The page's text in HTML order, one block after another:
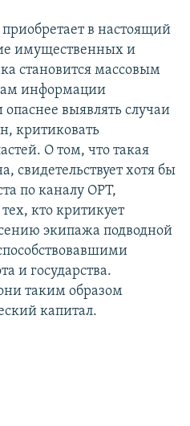
в настоящий
имущественных и
становится массовым
информации
опаснее выявлять случаи
критиковать
О том, что такая
свидетельствует хотя бы
по каналу ОРТ,
кто критикует
экипажа подводной
и государства.
таким образом
капитал.